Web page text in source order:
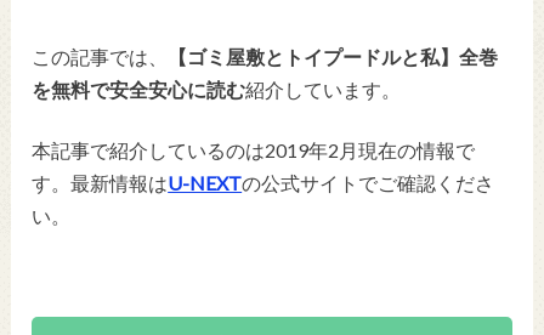
この記事では、
【ゴミ屋敷とトイプードルと私】全巻
を無料で安全安心に読む紹介しています。
本記事で紹介しているのは2019年2月現在の情報で
す。最新情報はU-NEXTの公式サイトでご確認くださ
い。